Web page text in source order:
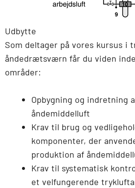
Udbytte
Som deltager på vores kursus i
åndedrætsværn får du viden
områder:
Opbygning og indretning
åndemiddelluft
Krav til brug og
komponenter, der
produktion af
Krav til systematisk
et velfungerende